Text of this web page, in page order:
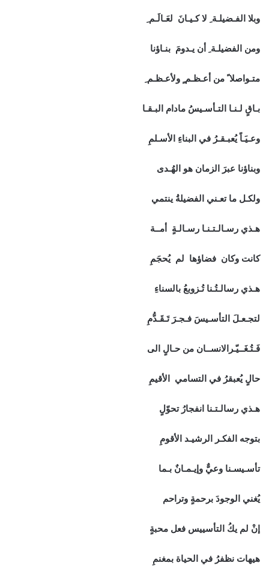
وبلا الفـضيلـة ِ لا كـيـانَ لعَـالَـم ِ
ومن الفضيلـة ِ أن يـدومَ بنـاؤنا
متـواصلا ً من أعـظـم ٍ ولأعـظـم ِ
بـاقٍ لـنـا التـأسـيسُ مادام البـقـا
وعـيَـاً يُعبـقـرُ في البناءِ الأسـلمِ
وبناؤنا عبرَ الزمان هو الهُـدى
ولكـل ما تعـني الفضيلةُ ينتمي
هـذي رسـالـتـنـا رسـالـةٍ أمــة
كانت وكان فضاؤها لم يُحجَمِ
هـذي رسالـتُـنا تُـزوبعُ بالسناءِ
لتجـعـلَ التأسـيسَ فـجـرَ تَـقَـدُّمِ
فَـتُـغَــيّـرالانســان من حـالٍ الى
حالٍ يُعبقرُ في التسامي الأقيمِ
هـذي رسالـتـنا انفجارُ تحوّلٍ
بتوجه الفكـر الرشيـد الأقومِ
تأسـيسـنا وعيٌّ وإيـمـانٌ بـما
يُغني الوجودَ برحمةٍ وتراحم
إنْ لم يكُ التأسييس فعل محبةٍ
هيهات نظفرُ في الحياة بمغنمِ